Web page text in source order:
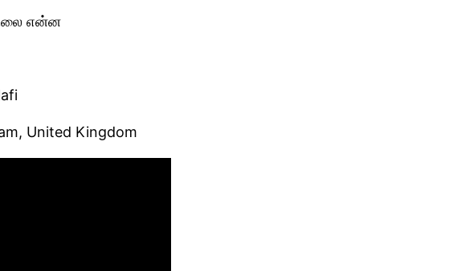
என்ன
United Kingdom